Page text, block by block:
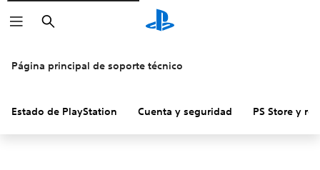
Buscar
Página principal de soporte técnico
Estado de PlayStation Cuenta y seguridad PS Store y